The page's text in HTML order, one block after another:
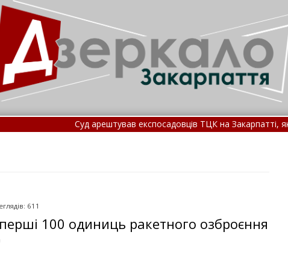
Суд арештував експосадовців ТЦК на Закарпатті, які незаконно
Закарпатті сталася смертельна ДТП: подробиці трагедії
611
100 одиниць ракетного озброєння